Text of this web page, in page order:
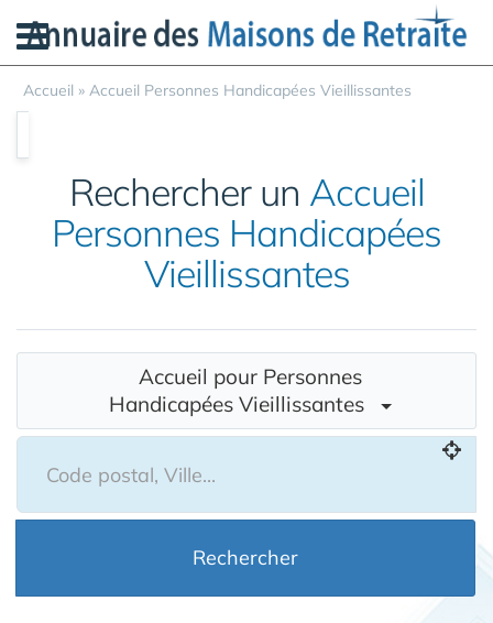
Accueil » Accueil Personnes Handicapées Vieillissantes
Rechercher un Accueil
Personnes Handicapées
Vieillissantes
Accueil pour Personnes
Handicapées Vieillissantes
Rechercher
Panneau de gestion des cookies